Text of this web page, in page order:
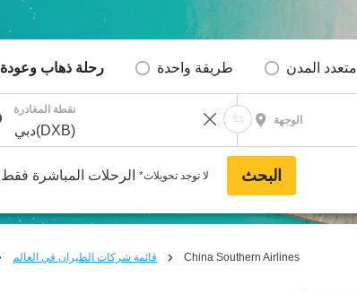
رحلة ذهاب وعودة طريقة واحدة متعدد المدن
نقطة المغادرة
الوجهة
الرحلات المباشرة فقط *لا توجد تحويلات البحث
قائمة شركات الطيران في العالم China Southern Airlines